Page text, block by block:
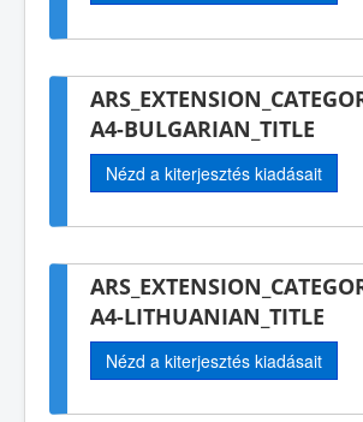
A4-BULGARIAN_TITLE
Nézd a kiterjesztés kiadásait
A4-LITHUANIAN_TITLE
Nézd a kiterjesztés kiadásait